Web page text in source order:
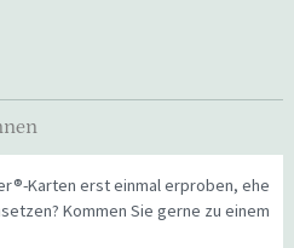
Karten erst einmal erproben, ehe
Kommen Sie gerne zu einem